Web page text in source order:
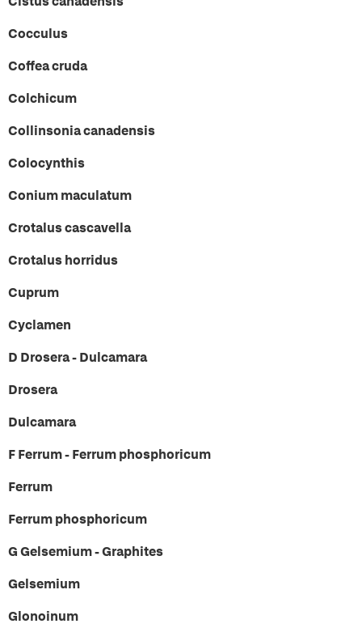
Cocculus
Coffea cruda
Colchicum
Collinsonia canadensis
Colocynthis
Conium maculatum
Crotalus cascavella
Crotalus horridus
Cuprum
Cyclamen
D Drosera - Dulcamara
Drosera
Dulcamara
F Ferrum - Ferrum phosphoricum
Ferrum
Ferrum phosphoricum
G Gelsemium - Graphites
Gelsemium
Glonoinum